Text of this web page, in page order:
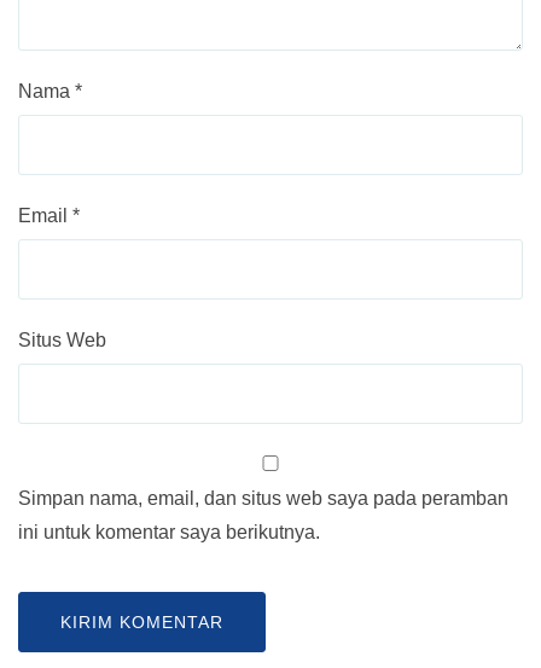
Nama *
Email *
Situs Web
Simpan nama, email, dan situs web saya pada peramban
ini untuk komentar saya berikutnya.